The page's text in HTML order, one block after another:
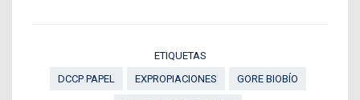
ETIQUETAS
DCCP PAPEL
EXPROPIACIONES GORE BIOBÍO